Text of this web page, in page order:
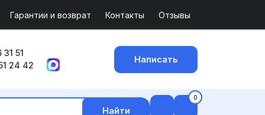
Гарантии и возврат Контакты Отзывы
51
24 42
Написать
Найти
0